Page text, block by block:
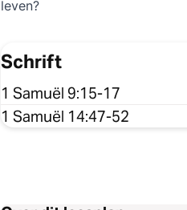
leven?
Schrift
1 Samuël 9:15-17
1 Samuël 14:47-52